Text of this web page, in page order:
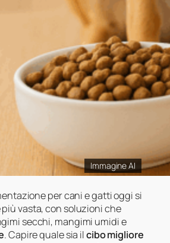
Immagine AI
per cani e gatti oggi si
vasta, con soluzioni che
secchi, mangimi umidi e
. Capire quale sia ilcibo migliore